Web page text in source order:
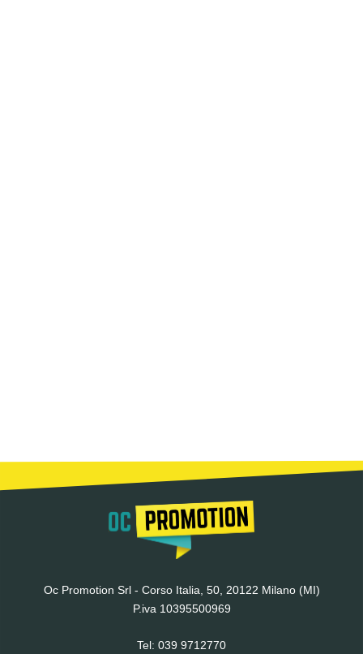
Oc Promotion Srl - Corso Italia, 50, 20122 Milano (MI)
P.iva 10395500969
Tel: 039 9712770